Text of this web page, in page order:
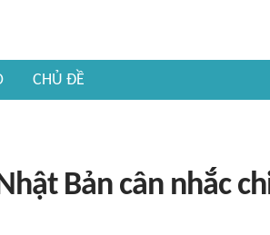
CHỦ ĐỀ
Bản cân nhắc